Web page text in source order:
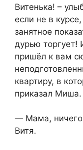
Витенька! –
если не в
занятное
дурью торгует!
пришёл к вам
квартиру, в
приказал Миша.
— Мама, ничего
Витя.